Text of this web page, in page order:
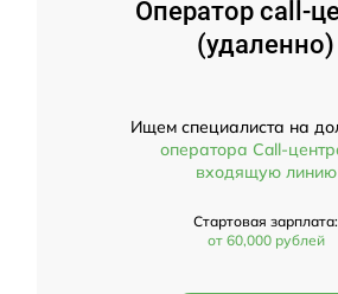
Оператор call-
(удаленно)
Ищем специалиста на
оператора Call-
входящую линию
Стартовая зарплата:
от 60,000 рублей